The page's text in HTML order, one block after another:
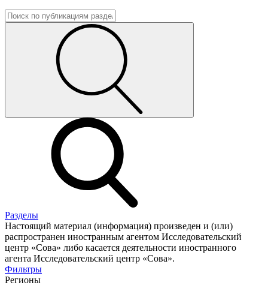
Разделы
Настоящий материал (информация) произведен и (или)
распространен иностранным агентом Исследовательский
центр «Сова» либо касается деятельности иностранного
агента Исследовательский центр «Сова».
Фильтры
Регионы